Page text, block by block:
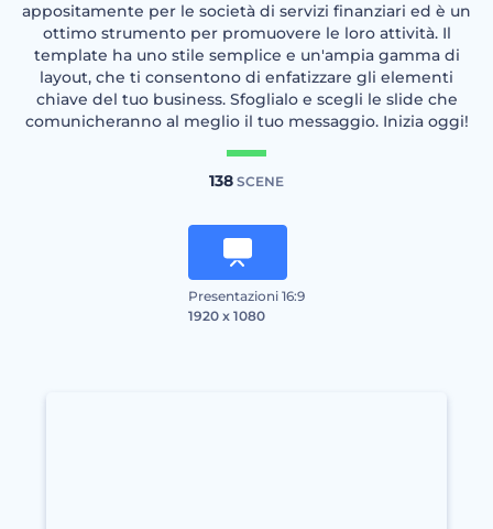
appositamente per le società di servizi finanziari ed è un
ottimo strumento per promuovere le loro attività. Il
template ha uno stile semplice e un'ampia gamma di
layout, che ti consentono di enfatizzare gli elementi
chiave del tuo business. Sfoglialo e scegli le slide che
comunicheranno al meglio il tuo messaggio. Inizia oggi!
138 SCENE
Presentazioni 16:9
1920 x 1080